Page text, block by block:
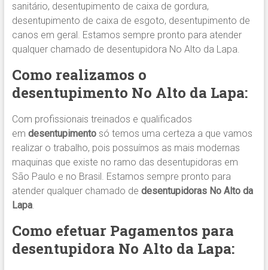
sanitário, desentupimento de caixa de gordura,
desentupimento de caixa de esgoto, desentupimento de
canos em geral. Estamos sempre pronto para atender
qualquer chamado de desentupidora No Alto da Lapa.
Como realizamos o
desentupimento No Alto da Lapa:
Com profissionais treinados e qualificados
em desentupimentosó temos uma certeza a que vamos
realizar o trabalho, pois possuímos as mais modernas
maquinas que existe no ramo das desentupidoras em
São Paulo e no Brasil. Estamos sempre pronto para
atender qualquer chamado de desentupidoras No Alto da
Lapa.
Como efetuar Pagamentos para
desentupidora No Alto da Lapa: